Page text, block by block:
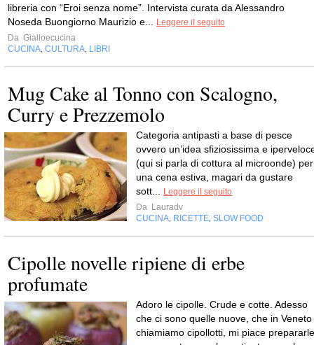
libreria con “Eroi senza nome”. Intervista curata da Alessandro
Noseda Buongiorno Maurizio e...
Leggere il seguito
Da Gialloecucina
CUCINA CULTURA LIBRI
Mug Cake al Tonno con Scalogno,
Curry e Prezzemolo
Categoria antipasti a base di pesce
ovvero un’idea sfiziosissima e
(qui si parla di cottura al microonde) per
una cena estiva, magari da gustare
sott...
Leggere il seguito
Da Lauradv
CUCINA RICETTE SLOW FOOD
Cipolle novelle ripiene di erbe
profumate
Adoro le cipolle. Crude e cotte. Adesso
che ci sono quelle nuove, che in Veneto
chiamiamo cipollotti, mi piace prepararle